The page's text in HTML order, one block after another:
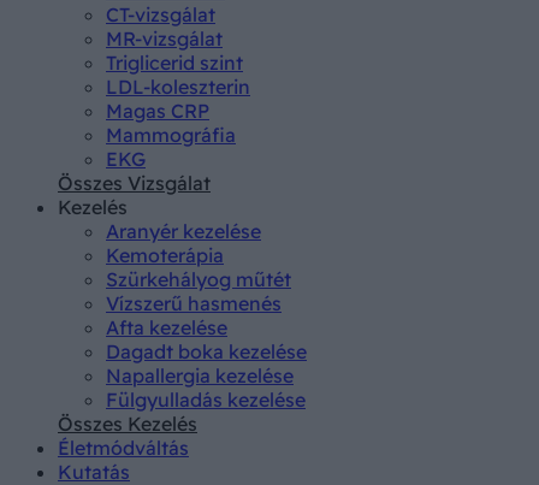
CT-vizsgálat
MR-vizsgálat
Triglicerid szint
LDL-koleszterin
Magas CRP
Mammográfia
EKG
Összes Vizsgálat
Kezelés
Aranyér kezelése
Kemoterápia
Szürkehályog műtét
Vízszerű hasmenés
Afta kezelése
Dagadt boka kezelése
Napallergia kezelése
Fülgyulladás kezelése
Összes Kezelés
Életmódváltás
Kutatás